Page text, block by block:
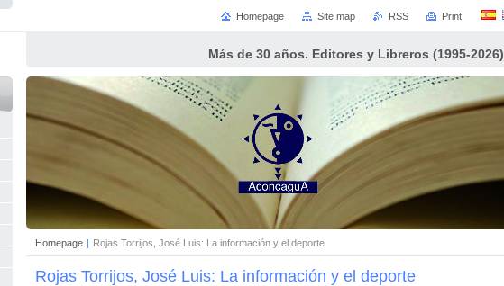
Más de 30 años. Editores y Libreros (1995-2026)
Homepage | Rojas Torrijos, José Luis: La información y el deporte
Rojas Torrijos, José Luis: La información y el deporte
Homepage Site map RSS Print